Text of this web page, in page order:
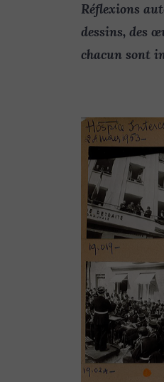
Réflexions
dessins, des
chacun sont